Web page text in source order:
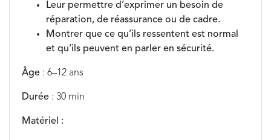
Leur permettre d’exprimer un besoin de
réparation, de réassurance ou de cadre.
Montrer que ce qu’ils ressentent est normal
et qu’ils peuvent en parler en sécurité.
Âge : 6–12 ans
Durée : 30 min
Matériel :